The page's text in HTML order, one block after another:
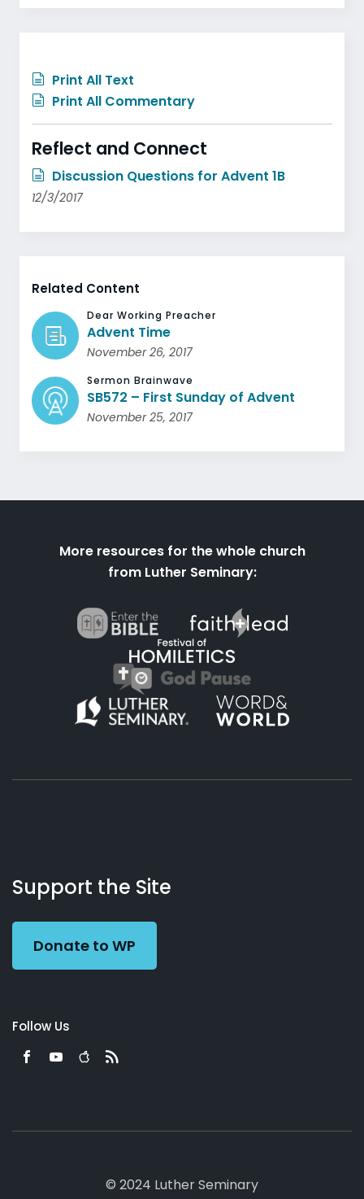
Print All Text
Print All Commentary
Reflect and Connect
Discussion Questions for Advent 1B
12/3/2017
Related Content
Dear Working Preacher
Advent Time
November 26, 2017
Sermon Brainwave
SB572 – First Sunday of Advent
November 25, 2017
More resources for the whole church
from Luther Seminary:
Working
Preacher
Us
Support the Site
Donate to WP
Follow Us
© 2024 Luther Seminary